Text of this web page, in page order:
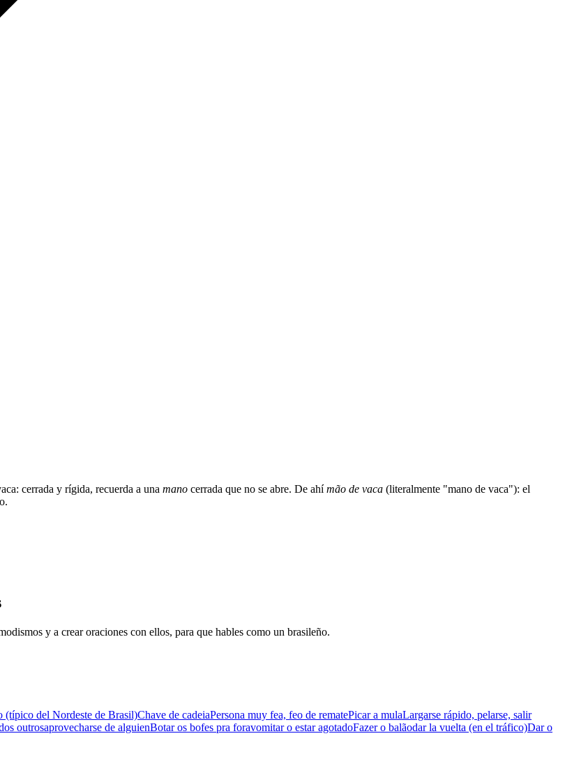
cerrada y rígida, recuerda a una mano cerrada que no se abre. De ahímão de vaca (literalmente "mano de vaca"): el
y a crear oraciones con ellos, para que hables como un brasileño.
(típico del Nordeste de Brasil)Chave de cadeiaPersona muy fea, feo de rematePicar a mulaLargarse rápido, pelarse, salir
outrosaprovecharse de alguienBotar os bofes pra foravomitar o estar agotadoFazer o balãodar la vuelta (en el tráfico)Dar o